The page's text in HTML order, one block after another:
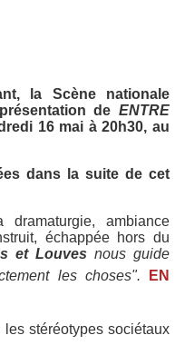
la Scène nationale
de ENTRE
16 mai à 20h30, au
dans la suite de cet
ambiance
échappée hors du
et Louves nous guide
les choses".
EN
stéréotypes sociétaux